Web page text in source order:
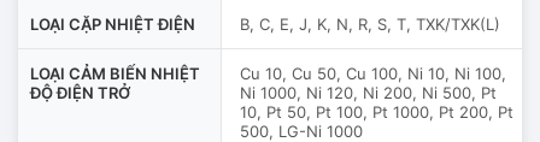
LOẠI CẶP NHIỆT ĐIỆN B, C, E, J, K, N, R, S, T, TXK/TXK(L)
LOẠI CẢM BIẾN NHIỆT
ĐỘ ĐIỆN TRỞ
Cu 10, Cu 50, Cu 100, Ni 10, Ni 100,
Ni 1000, Ni 120, Ni 200, Ni 500, Pt
10, Pt 50, Pt 100, Pt 1000, Pt 200, Pt
500, LG-Ni 1000